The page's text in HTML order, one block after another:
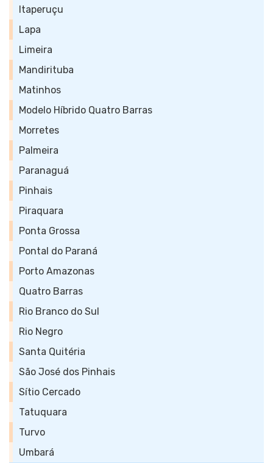
Itaperuçu
Lapa
Limeira
Mandirituba
Matinhos
Modelo Híbrido Quatro Barras
Morretes
Palmeira
Paranaguá
Pinhais
Piraquara
Ponta Grossa
Pontal do Paraná
Porto Amazonas
Quatro Barras
Rio Branco do Sul
Rio Negro
Santa Quitéria
São José dos Pinhais
Sítio Cercado
Tatuquara
Turvo
Umbará